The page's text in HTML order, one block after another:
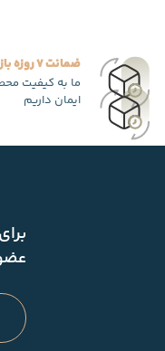
ضمانت 7 روزه بازگشت کالا
ما به کیفیت
ایمان داریم